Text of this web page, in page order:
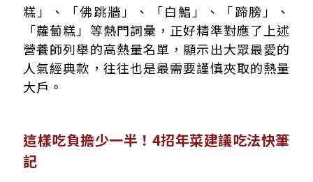
糕」、「佛跳牆」、「白鯧」、「蹄膀」、
「蘿蔔糕」等熱門詞彙，正好精準對應了上述
營養師列舉的高熱量名單，顯示出大眾最愛的
人氣經典款，往往也是最需要謹慎夾取的熱量
大戶。
這樣吃負擔少一半！4招年菜建議吃法快筆
記